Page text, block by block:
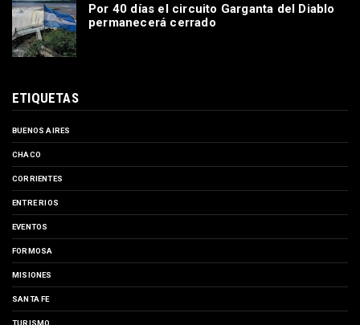
Por 40 días el circuito Garganta del Diablo
permanecerá cerrado
ETIQUETAS
BUENOS AIRES
CHACO
CORRIENTES
ENTRE RIOS
EVENTOS
FORMOSA
MISIONES
SANTA FE